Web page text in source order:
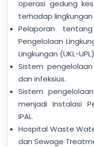
operasi gedung
terhadap lingkungan
Pelaporan
Pengelolaan
Lingkungan (UKL-
Sistem
dan infeksius.
Sistem
menjadi Instalasi
IPAL.
Hospital Waste
dan Sewage